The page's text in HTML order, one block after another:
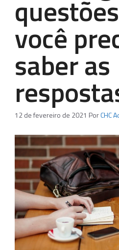
você
saber as
12 de fevereiro de 2021 PorCHC